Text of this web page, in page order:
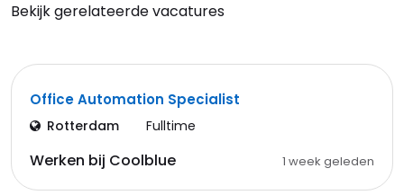
Bekijk gerelateerde vacatures
Office Automation Specialist
Rotterdam Fulltime
Werken bij Coolblue 1 week geleden